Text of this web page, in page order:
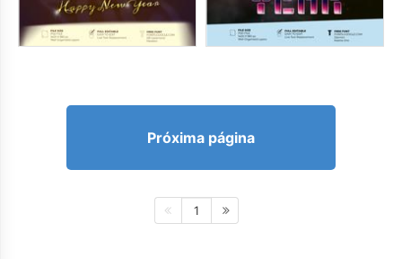
Próxima página
1